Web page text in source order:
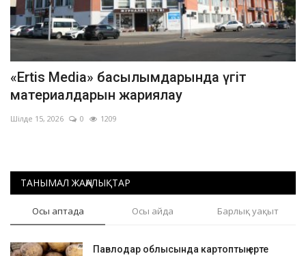
«Ertis Media» басылымдарында үгіт
материалдарын жариялау
Шілде 15, 2026 0 1209
ТАНЫМАЛ ЖАҢАЛЫҚТАР
Осы аптада Осы айда Барлық уақыт
Павлодар облысында картоптың ерте